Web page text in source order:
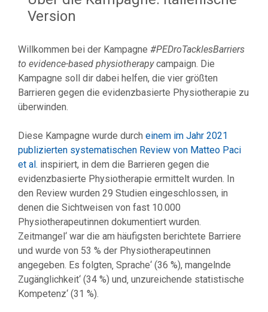
Version
Willkommen bei der Kampagne #PEDroTacklesBarriers
to evidence-based physiotherapycampaign. Die
Kampagne soll dir dabei helfen, die vier größten
Barrieren gegen die evidenzbasierte Physiotherapie zu
überwinden.
Diese Kampagne wurde durch einem im Jahr 2021
publizierten systematischen Review von Matteo Paci
et al. inspiriert, in dem die Barrieren gegen die
evidenzbasierte Physiotherapie ermittelt wurden. In
den Review wurden 29 Studien eingeschlossen, in
denen die Sichtweisen von fast 10.000
Physiotherapeutinnen dokumentiert wurden.
Zeitmangel‘ war die am häufigsten berichtete Barriere
und wurde von 53 % der Physiotherapeutinnen
angegeben. Es folgten‚ Sprache‘ (36 %), mangelnde
Zugänglichkeit‘ (34 %) und‚ unzureichende statistische
Kompetenz‘ (31 %).